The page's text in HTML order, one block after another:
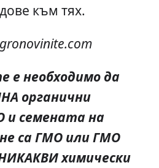
към тях.
е необходимо да
органични
семената на
са ГМО или ГМО
химически